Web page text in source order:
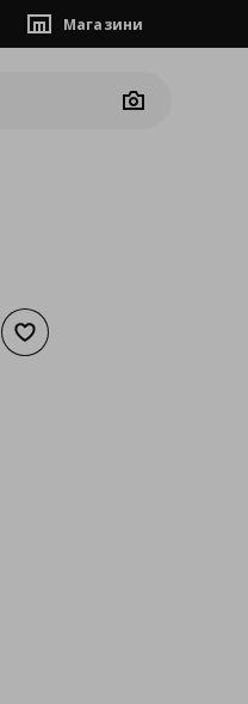
Магазини
Camera
Добави към списъка с